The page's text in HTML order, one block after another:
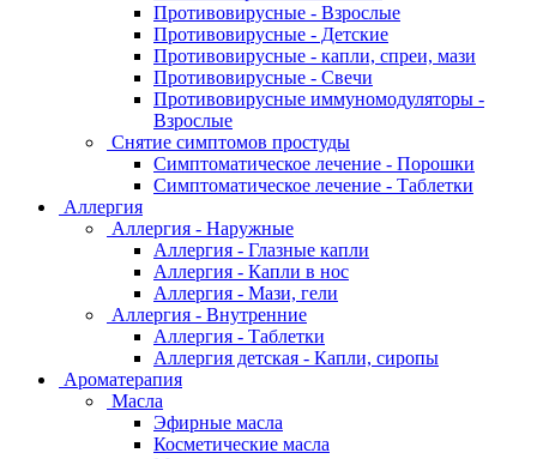
Противовирусные - Взрослые
Противовирусные - Детские
Противовирусные - капли, спреи, мази
Противовирусные - Свечи
Противовирусные иммуномодуляторы -
Взрослые
Снятие симптомов простуды
Симптоматическое лечение - Порошки
Симптоматическое лечение - Таблетки
Аллергия
Аллергия - Наружные
Аллергия - Глазные капли
Аллергия - Капли в нос
Аллергия - Мази, гели
Аллергия - Внутренние
Аллергия - Таблетки
Аллергия детская - Капли, сиропы
Ароматерапия
Масла
Эфирные масла
Косметические масла